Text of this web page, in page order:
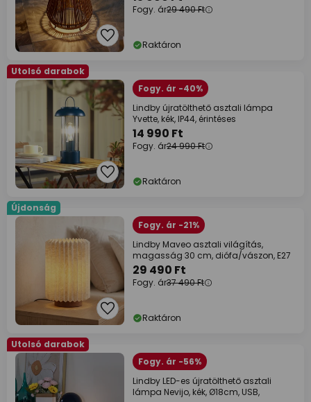
Fogy. ár29 490 Ft
Raktáron
Utolsó darabok
Fogy. ár -40%
Lindby újratölthető asztali lámpa
Yvette, kék, IP44, érintéses
14 990 Ft
Fogy. ár24 990 Ft
Raktáron
Újdonság
Fogy. ár -21%
Lindby Maveo asztali világítás,
magasság 30 cm, diófa/vászon, E27
29 490 Ft
Fogy. ár37 490 Ft
Raktáron
Utolsó darabok
Fogy. ár -56%
Lindby LED-es újratölthető asztali
lámpa Nevijo, kék, Ø18cm, USB,